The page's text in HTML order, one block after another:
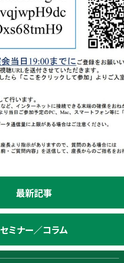
最新記事
セミナー／コラム